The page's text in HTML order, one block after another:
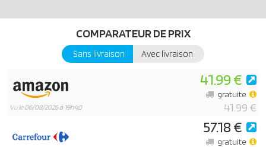
COMPARATEUR DE PRIX
Sans livraison Avec livraison
Vu le06/08/2026 à 19h40
41.99 €
41.99 €
gratuite
57.18 €
gratuite